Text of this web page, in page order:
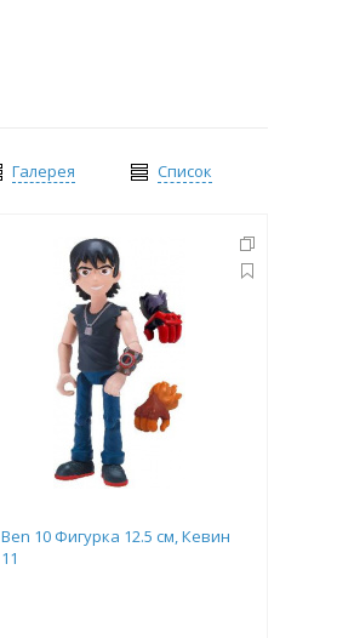
Список
Галерея
Ben 10 Фигурка 12.5 см, Кевин
11